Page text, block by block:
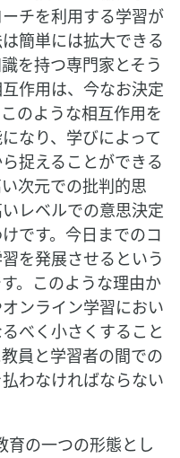
チを利用する学習が
簡単には拡大できる
を持つ専門家とそう
作用は、今なお決定
のような相互作用を
なり、学びによって
捉えることができる
次元での批判的思
レベルでの意思決定
です。今日までのコ
を発展させるという
。このような理由か
ンライン学習におい
べく小さくすること
員と学習者の間での
わなければならない
育の一つの形態とし